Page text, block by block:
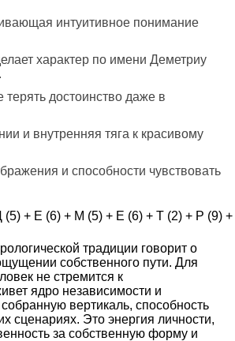
интуитивное понимание
характер по имени Деметриу
достоинство даже в
и внутренняя тяга к красивому
и способности чувствовать
(5) + Е (6) + М (5) + Е (6) + Т (2) + Р (9) +
традиции говорит о
собственного пути. Для
не стремится к
ядро независимости и
вертикаль, способность
сценариях. Это энергия личности,
за собственную форму и